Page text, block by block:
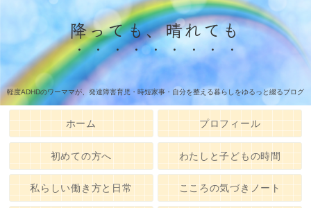
降っても、晴れても
軽度ADHDのワーママが、発達障害育児・時短家事・自分を整える暮らしをゆるっと綴るブログ
ホーム プロフィール
初めての方へ わたしと子どもの時間
私らしい働き方と日常 こころの気づきノート